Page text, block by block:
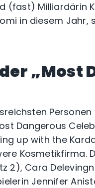
(fast) Milliardärin
in diesem Jahr,
„Most
Dangerous
up with the
Kosmetikfirma.
2), Cara
Jennifer